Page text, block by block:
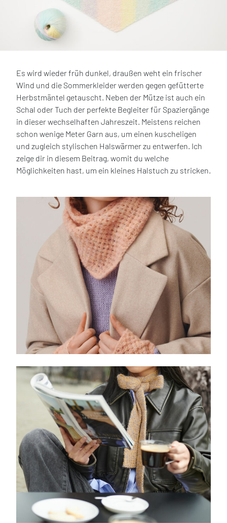
Es wird wieder früh dunkel, draußen weht ein frischer
Wind und die Sommerkleider werden gegen gefütterte
Herbstmäntel getauscht. Neben der Mütze ist auch ein
Schal oder Tuch der perfekte Begleiter für Spaziergänge
in dieser wechselhaften Jahreszeit. Meistens reichen
schon wenige Meter Garn aus, um einen kuscheligen
und zugleich stylischen Halswärmer zu entwerfen. Ich
zeige dir in diesem Beitrag, womit du welche
Möglichkeiten hast, um ein kleines Halstuch zu stricken.